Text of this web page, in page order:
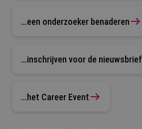
...een onderzoeker benaderen
...inschrijven voor de nieuwsbrief
...het Career Event